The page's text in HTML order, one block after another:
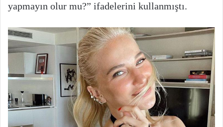
yapmayın olur mu?” ifadelerini kullanmıştı.